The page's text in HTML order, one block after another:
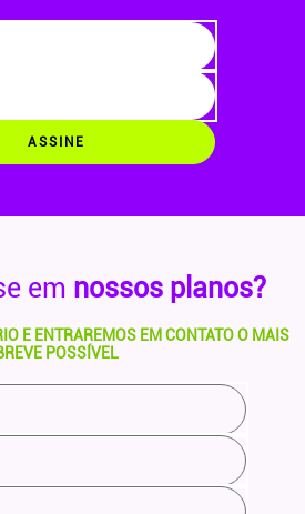
ASSINE
em nossos planos?
E ENTRAREMOS EM CONTATO O MAIS
POSSÍVEL